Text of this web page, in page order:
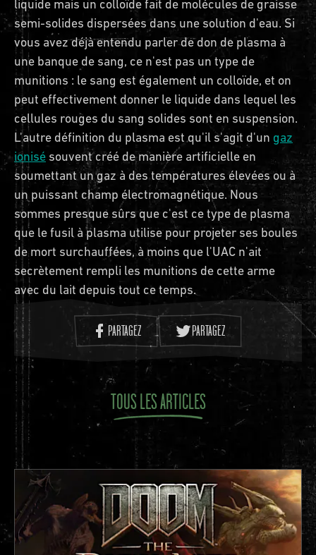
liquide mais un colloïde fait de molécules de graisse
semi-solides dispersées dans une solution d'eau. Si
vous avez déjà entendu parler de don de plasma à
une banque de sang, ce n'est pas un type de
munitions : le sang est également un colloïde, et on
peut effectivement donner le liquide dans lequel les
cellules rouges du sang solides sont en suspension.
L'autre définition du plasma est qu'il s'agit d'un gaz
ionisé souvent créé de manière artificielle en
soumettant un gaz à des températures élevées ou à
un puissant champ électromagnétique. Nous
sommes presque sûrs que c'est ce type de plasma
que le fusil à plasma utilise pour projeter ses boules
de mort surchauffées, à moins que l'UAC n'ait
secrètement rempli les munitions de cette arme
avec du lait depuis tout ce temps.
PARTAGEZ PARTAGEZ
TOUS LES ARTICLES